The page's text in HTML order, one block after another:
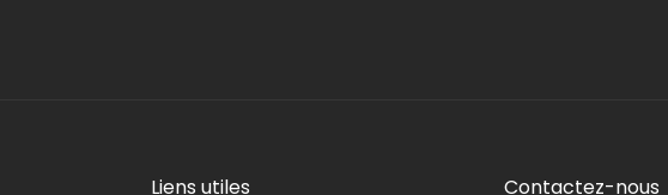
Liens utiles Contactez-nous